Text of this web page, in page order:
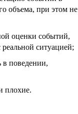
объема, при этом не
оценки событий,
ситуацией;
в поведении,
плохие.